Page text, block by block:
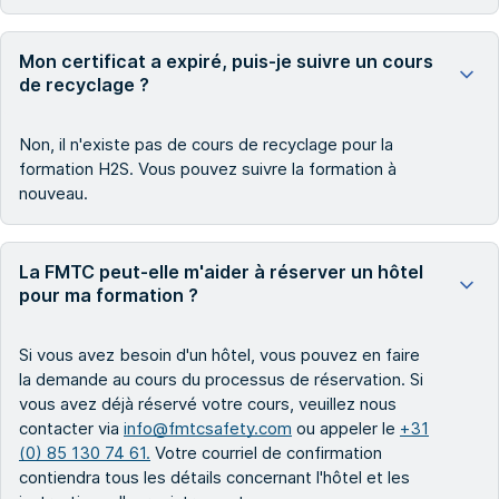
Mon certificat a expiré, puis-je suivre un cours
de recyclage ?
Non, il n'existe pas de cours de recyclage pour la
formation H2S. Vous pouvez suivre la formation à
nouveau.
La FMTC peut-elle m'aider à réserver un hôtel
pour ma formation ?
Si vous avez besoin d'un hôtel, vous pouvez en faire
la demande au cours du processus de réservation. Si
vous avez déjà réservé votre cours, veuillez nous
contacter via info@fmtcsafety.com ou appeler le +31
(0) 85 130 74 61. Votre courriel de confirmation
contiendra tous les détails concernant l'hôtel et les